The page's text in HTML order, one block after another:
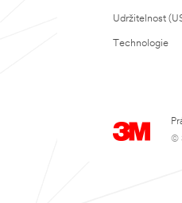
Udržitelnost
Technologie
©